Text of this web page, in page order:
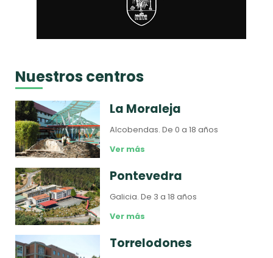
Nuestros centros
La Moraleja
Alcobendas.De 0 a 18 años
Ver más
Pontevedra
Galicia.De 3 a 18 años
Ver más
Torrelodones